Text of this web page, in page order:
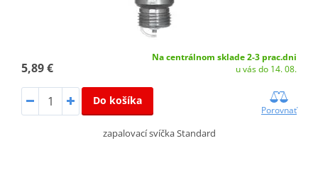
5,89 €
Na centrálnom sklade 2-3 prac.dni
u vás do 14. 08.
Do košíka
Porovnať
zapalovací svíčka Standard